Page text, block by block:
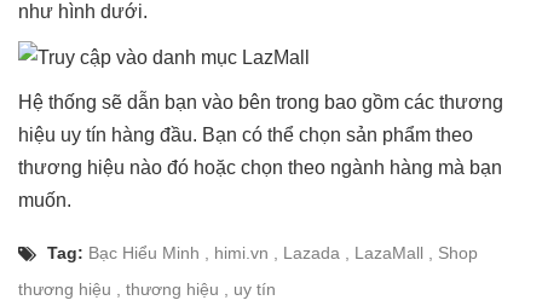
như hình dưới.
Hệ thống sẽ dẫn bạn vào bên trong bao gồm các thương
hiệu uy tín hàng đầu. Bạn có thể chọn sản phẩm theo
thương hiệu nào đó hoặc chọn theo ngành hàng mà bạn
muốn.
Tag: Bạc Hiểu Minh , himi.vn , Lazada , LazaMall , Shop
thương hiệu , thương hiệu , uy tín